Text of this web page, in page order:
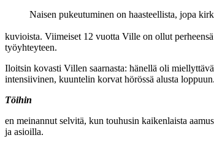
Naisen pukeutuminen on haasteellista, jopa
kuvioista. Viimeiset 12 vuotta Ville on ollut
työyhteyteen.
Iloitsin kovasti Villen saarnasta: hänellä oli
intensiivinen, kuuntelin korvat hörössä alusta
Töihin
en meinannut selvitä, kun touhusin kaikenlaista
ja asioilla.